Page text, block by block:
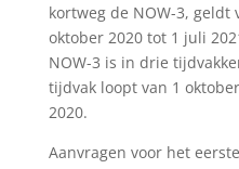
kortweg de NOW-3, geldt
oktober 2020 tot 1 juli
NOW-3 is in drie
tijdvak loopt van 1
2020.
Aanvragen voor het